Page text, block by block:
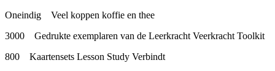
Oneindig Veel koppen koffie en thee
3000 Gedrukte exemplaren van de Leerkracht Veerkracht Toolkit
800 Kaartensets Lesson Study Verbindt